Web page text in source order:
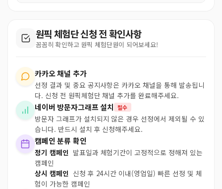
원픽 체험단 신청 전 확인사항
꼼꼼히 확인하고 원픽 체험단원이 되어보세요!
카카오 채널 추가
선정 결과 및 중요 공지사항은 카카오 채널을 통해 발송됩니
다. 신청 전 원픽체험단 채널 추가를 완료해주세요.
네이버 방문자그래프 설치 필수
방문자 그래프가 설치되지 않은 경우 선정에서 제외될 수 있
습니다. 반드시 설치 후 신청해주세요.
캠페인 분류 확인
정기 캠페인 발표일과 체험기간이 고정적으로 정해져 있는
캠페인
상시 캠페인 신청 후 24시간 이내(영업일) 빠른 선정 및 체
험이 가능한 캠페인